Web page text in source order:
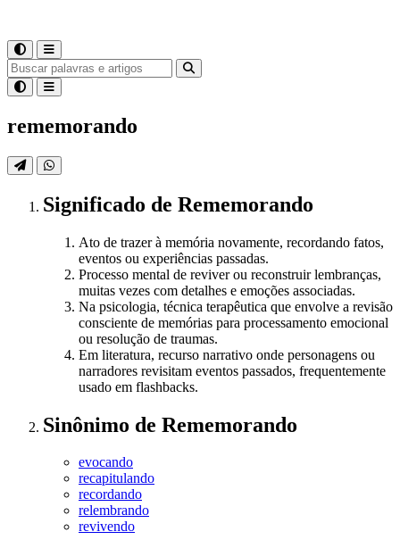
rememorando
Significado de Rememorando
Ato de trazer à memória novamente, recordando fatos,
eventos ou experiências passadas.
Processo mental de reviver ou reconstruir lembranças,
muitas vezes com detalhes e emoções associadas.
Na psicologia, técnica terapêutica que envolve a revisão
consciente de memórias para processamento emocional
ou resolução de traumas.
Em literatura, recurso narrativo onde personagens ou
narradores revisitam eventos passados, frequentemente
usado em flashbacks.
Sinônimo de Rememorando
evocando
recapitulando
recordando
relembrando
revivendo